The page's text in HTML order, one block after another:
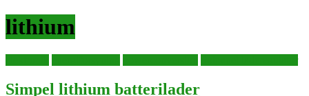
lithium
Simpel lithium batterilader